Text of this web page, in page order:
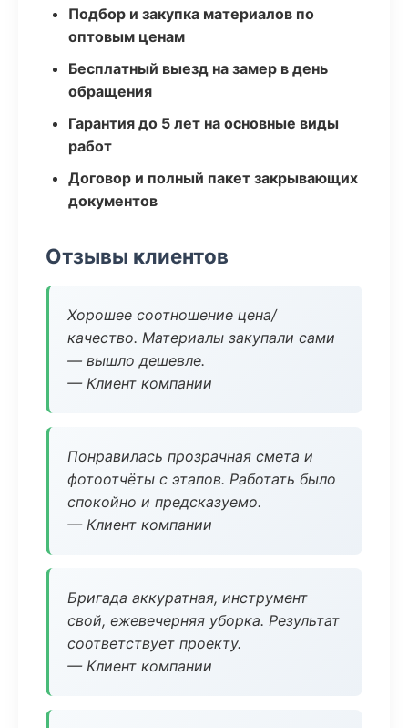
Подбор и закупка материалов по
оптовым ценам
Бесплатный выезд на замер в день
обращения
Гарантия до 5 лет на основные виды
работ
Договор и полный пакет закрывающих
документов
Отзывы клиентов
Хорошее соотношение цена/
качество. Материалы закупали сами
— вышло дешевле.
— Клиент компании
Понравилась прозрачная смета и
фотоотчёты с этапов. Работать было
спокойно и предсказуемо.
— Клиент компании
Бригада аккуратная, инструмент
свой, ежевечерняя уборка. Результат
соответствует проекту.
— Клиент компании